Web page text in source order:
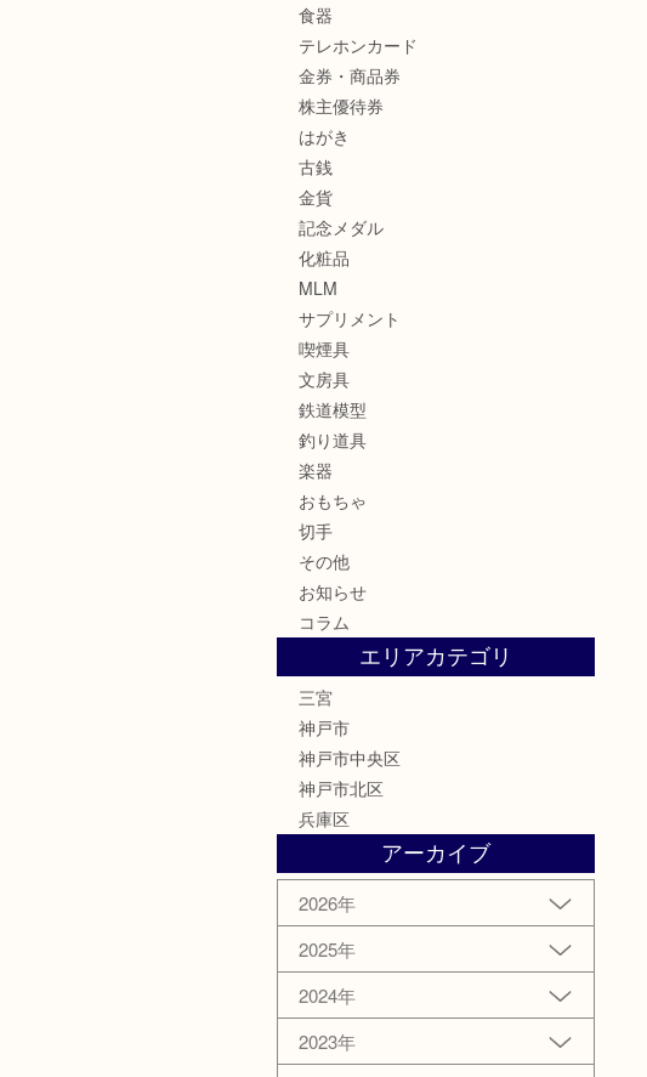
食器
テレホンカード
金券・商品券
株主優待券
はがき
古銭
金貨
記念メダル
化粧品
MLM
サプリメント
喫煙具
文房具
鉄道模型
釣り道具
楽器
おもちゃ
切手
その他
お知らせ
コラム
エリアカテゴリ
三宮
神戸市
神戸市中央区
神戸市北区
兵庫区
アーカイブ
2026年
2025年
2024年
2023年